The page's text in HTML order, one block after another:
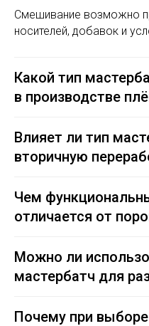
Смешивание возможно
носителей, добавок и
Какой тип
в производстве
Влияет ли тип
вторичную
Чем
отличается от
Можно ли
мастербатч для
Почему при